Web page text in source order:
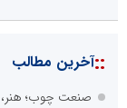
::آخرین مطالب
صنعت چوب؛ هنر،